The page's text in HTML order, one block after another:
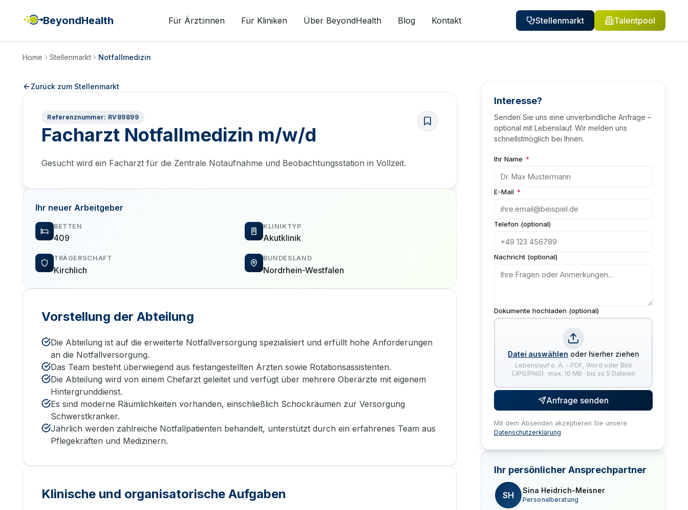
BeyondHealth Für Ärzt:innen Für Kliniken Über BeyondHealth Blog Kontakt Stellenmarkt Talentpool
Home Stellenmarkt Notfallmedizin
Zurück zum Stellenmarkt
Referenznummer: RV89899
Facharzt Notfallmedizin m/w/d
Gesucht wird ein Facharzt für die Zentrale Notaufnahme und Beobachtungsstation in Vollzeit.
Ihr neuer Arbeitgeber
BETTEN
409
KLINIKTYP
Akutklinik
TRÄGERSCHAFT
Kirchlich
BUNDESLAND
Nordrhein-Westfalen
Vorstellung der Abteilung
Die Abteilung ist auf die erweiterte Notfallversorgung spezialisiert und erfüllt hohe Anforderungen
an die Notfallversorgung.
Das Team besteht überwiegend aus festangestellten Ärzten sowie Rotationsassistenten.
Die Abteilung wird von einem Chefarzt geleitet und verfügt über mehrere Oberärzte mit eigenem
Hintergrunddienst.
Es sind moderne Räumlichkeiten vorhanden, einschließlich Schockräumen zur Versorgung
Schwerstkranker.
Jährlich werden zahlreiche Notfallpatienten behandelt, unterstützt durch ein erfahrenes Team aus
Pflegekräften und Medizinern.
Klinische und organisatorische Aufgaben
Interesse?
Senden Sie uns eine unverbindliche Anfrage –
optional mit Lebenslauf. Wir melden uns
schnellstmöglich bei Ihnen.
Ihr Name *
E-Mail *
Telefon (optional)
Nachricht (optional)
Dokumente hochladen (optional)
Datei auswählen oder hierher ziehen
Lebenslauf o. Ä. – PDF, Word oder Bild
(JPG/PNG) · max. 10 MB · bis zu 5 Dateien
Anfrage senden
Mit dem Absenden akzeptieren Sie unsere
Datenschutzerklärung.
Ihr persönlicher Ansprechpartner
SH Sina Heidrich-Meisner
Personalberatung